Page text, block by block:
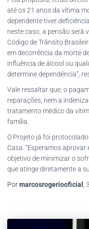
até os 21 anos da vítima
dependente tiver
neste caso, a pensão será
Código de Trânsito
em decorrência da morte
influência de álcool ou
determine dependência”,
Vale ressaltar que, o
reparações, nem a
tratamento médico da
família.
O Projeto já foi
Casa. “Esperamos
objetivo de minimizar o
que atinge diretamente a
Pormarcosrogeriooficial